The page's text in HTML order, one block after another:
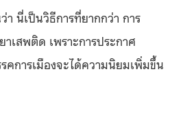
นี่เป็นวิธีการที่ยากกว่า การ
เสพติด เพราะการประกาศ
คการเมืองจะได้ความนิยมเพิ่มขึ้น